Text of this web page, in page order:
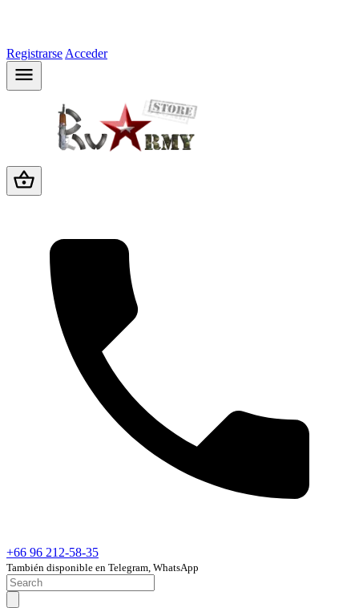
Registrarse Acceder
+66 96 212-58-35
También disponible en Telegram, WhatsApp